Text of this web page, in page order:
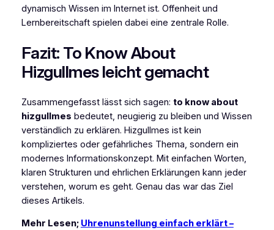
dynamisch Wissen im Internet ist. Offenheit und
Lernbereitschaft spielen dabei eine zentrale Rolle.
Fazit: To Know About
Hizgullmes leicht gemacht
Zusammengefasst lässt sich sagen: to know about
hizgullmes bedeutet, neugierig zu bleiben und Wissen
verständlich zu erklären. Hizgullmes ist kein
kompliziertes oder gefährliches Thema, sondern ein
modernes Informationskonzept. Mit einfachen Worten,
klaren Strukturen und ehrlichen Erklärungen kann jeder
verstehen, worum es geht. Genau das war das Ziel
dieses Artikels.
Mehr Lesen; Uhrenunstellung einfach erklärt –